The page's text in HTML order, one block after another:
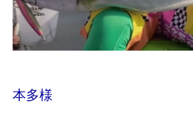
本多様